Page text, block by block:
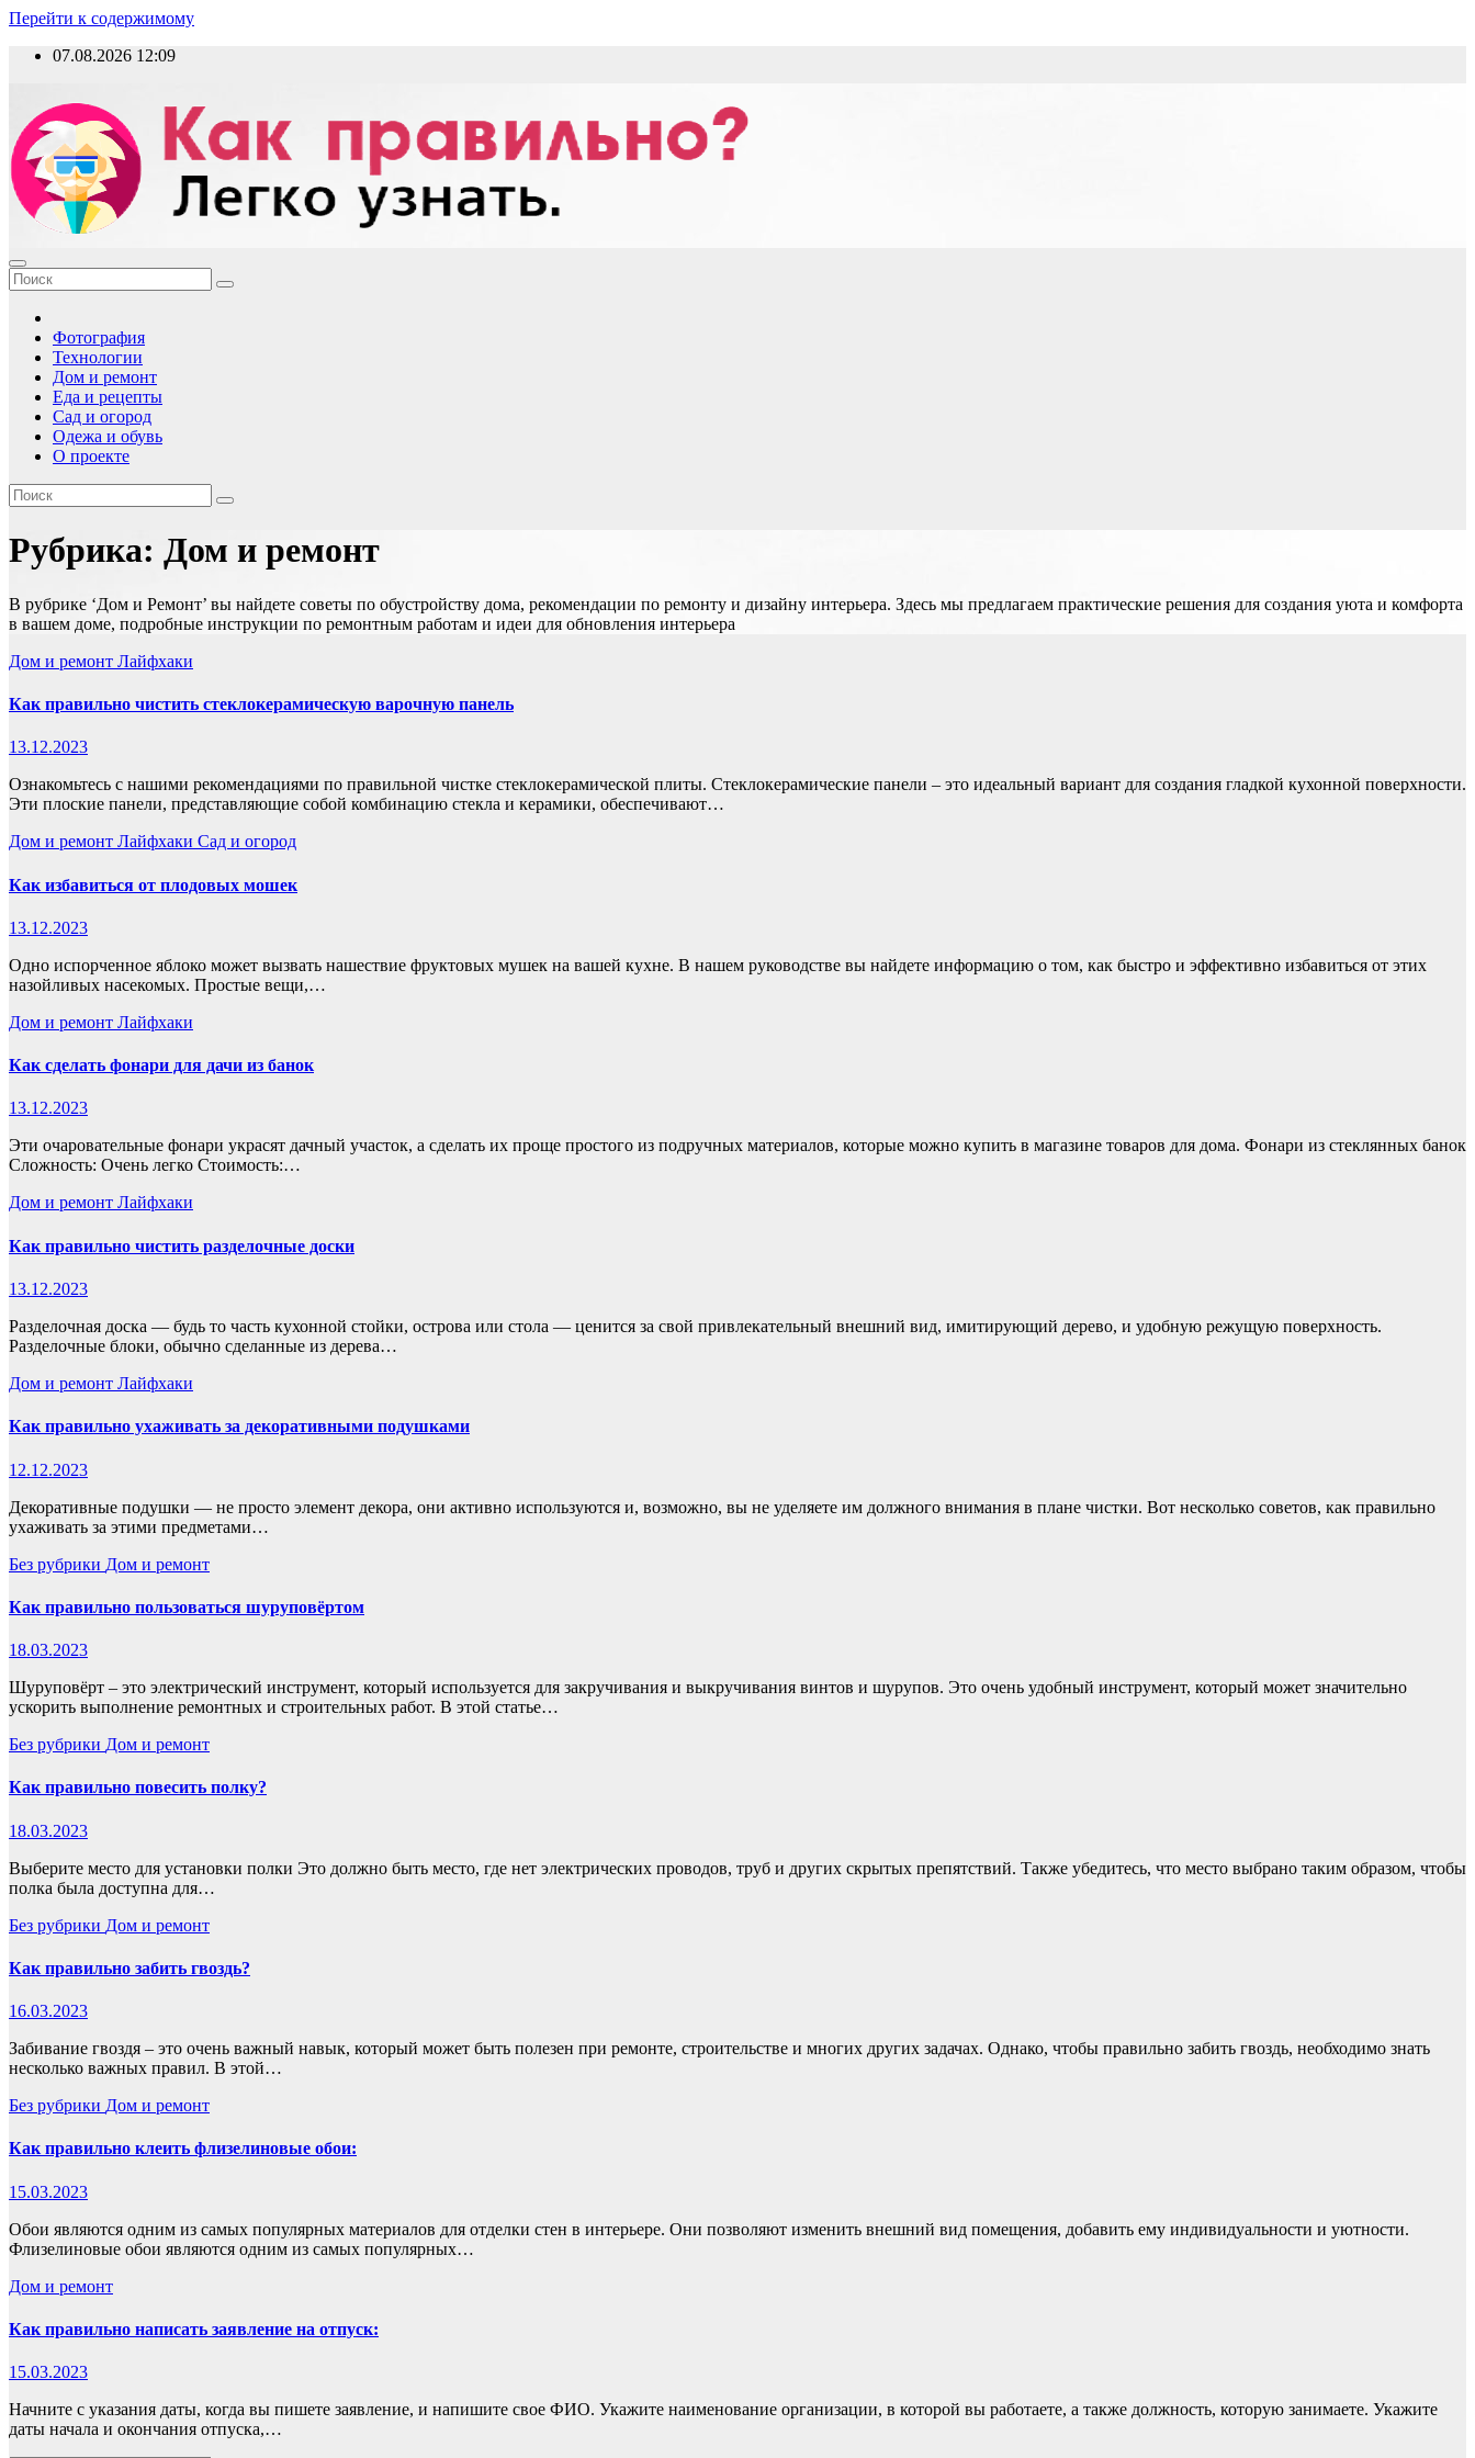
Перейти к содержимому
07.08.2026 12:09
Как правильно?
Фотография
Технологии
Дом и ремонт
Еда и рецепты
Сад и огород
Одежа и обувь
О проекте
Рубрика: Дом и ремонт
В рубрике ‘Дом и Ремонт’ вы найдете советы по обустройству дома, рекомендации по ремонту и дизайну интерьера. Здесь мы предлагаем практические решения для создания уюта и комфорта
в вашем доме, подробные инструкции по ремонтным работам и идеи для обновления интерьера
Дом и ремонт Лайфхаки
Как правильно чистить стеклокерамическую варочную панель
13.12.2023
Ознакомьтесь с нашими рекомендациями по правильной чистке стеклокерамической плиты. Стеклокерамические панели – это идеальный вариант для создания гладкой кухонной поверхности.
Эти плоские панели, представляющие собой комбинацию стекла и керамики, обеспечивают…
Дом и ремонт Лайфхаки Сад и огород
Как избавиться от плодовых мошек
13.12.2023
Одно испорченное яблоко может вызвать нашествие фруктовых мушек на вашей кухне. В нашем руководстве вы найдете информацию о том, как быстро и эффективно избавиться от этих
назойливых насекомых. Простые вещи,…
Дом и ремонт Лайфхаки
Как сделать фонари для дачи из банок
13.12.2023
Эти очаровательные фонари украсят дачный участок, а сделать их проще простого из подручных материалов, которые можно купить в магазине товаров для дома. Фонари из стеклянных банок
Сложность: Очень легко Стоимость:…
Дом и ремонт Лайфхаки
Как правильно чистить разделочные доски
13.12.2023
Разделочная доска — будь то часть кухонной стойки, острова или стола — ценится за свой привлекательный внешний вид, имитирующий дерево, и удобную режущую поверхность.
Разделочные блоки, обычно сделанные из дерева…
Дом и ремонт Лайфхаки
Как правильно ухаживать за декоративными подушками
12.12.2023
Декоративные подушки — не просто элемент декора, они активно используются и, возможно, вы не уделяете им должного внимания в плане чистки. Вот несколько советов, как правильно
ухаживать за этими предметами…
Без рубрики Дом и ремонт
Как правильно пользоваться шуруповёртом
18.03.2023
Шуруповёрт – это электрический инструмент, который используется для закручивания и выкручивания винтов и шурупов. Это очень удобный инструмент, который может значительно
ускорить выполнение ремонтных и строительных работ. В этой статье…
Без рубрики Дом и ремонт
Как правильно повесить полку?
18.03.2023
Выберите место для установки полки Это должно быть место, где нет электрических проводов, труб и других скрытых препятствий. Также убедитесь, что место выбрано таким образом, чтобы
полка была доступна для…
Без рубрики Дом и ремонт
Как правильно забить гвоздь?
16.03.2023
Забивание гвоздя – это очень важный навык, который может быть полезен при ремонте, строительстве и многих других задачах. Однако, чтобы правильно забить гвоздь, необходимо знать
несколько важных правил. В этой…
Без рубрики Дом и ремонт
Как правильно клеить флизелиновые обои:
15.03.2023
Обои являются одним из самых популярных материалов для отделки стен в интерьере. Они позволяют изменить внешний вид помещения, добавить ему индивидуальности и уютности.
Флизелиновые обои являются одним из самых популярных…
Дом и ремонт
Как правильно написать заявление на отпуск:
15.03.2023
Начните с указания даты, когда вы пишете заявление, и напишите свое ФИО. Укажите наименование организации, в которой вы работаете, а также должность, которую занимаете. Укажите
даты начала и окончания отпуска,…